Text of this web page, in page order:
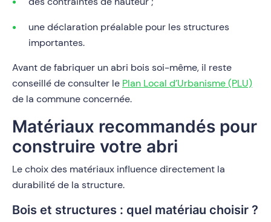
une déclaration préalable pour les structures
importantes.
Avant de fabriquer un abri bois soi-même, il reste
conseillé de consulter le Plan Local d’Urbanisme (PLU)
de la commune concernée.
Matériaux recommandés pour
construire votre abri
Le choix des matériaux influence directement la
durabilité de la structure.
Bois et structures : quel matériau choisir ?